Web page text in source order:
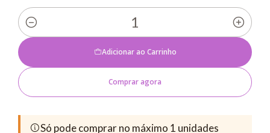
Quantidade
Adicionar ao Carrinho
Comprar agora
Só pode comprar no máximo 1 unidades